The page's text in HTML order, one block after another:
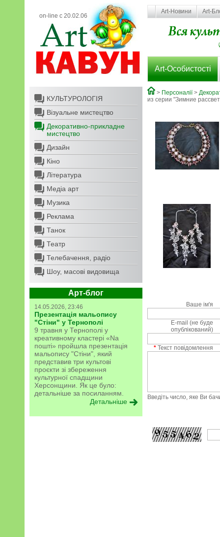
on-line с 20.02.06
Art-Новини Art-
Art-Особистості
КУЛЬТУРОЛОГІЯ
Візуальне мистецтво
Декоративно-прикладне
мистецтво
Дизайн
Кіно
Література
Медіа арт
Музика
Реклама
Танок
Театр
Телебачення, радіо
Шоу, масові видовища
Арт-блог
14.05.2026, 23:46
Презентація мальопису
"Стіни" у Тернополі
9 травня у Тернополі у
креативному кластері «Na
пошті» пройшла презентація
мальопису "Стіни", який
представив три культові
проєкти зі збереження
культурної спадщини
Херсонщини. Як це було:
детальніше за посиланням.
Детальніше
> Персоналії>
из серии "Зимние
Ваше ім'я
E-mail (не буде
опублікований)
* Текст повідомлення
Введіть число, яке Ви